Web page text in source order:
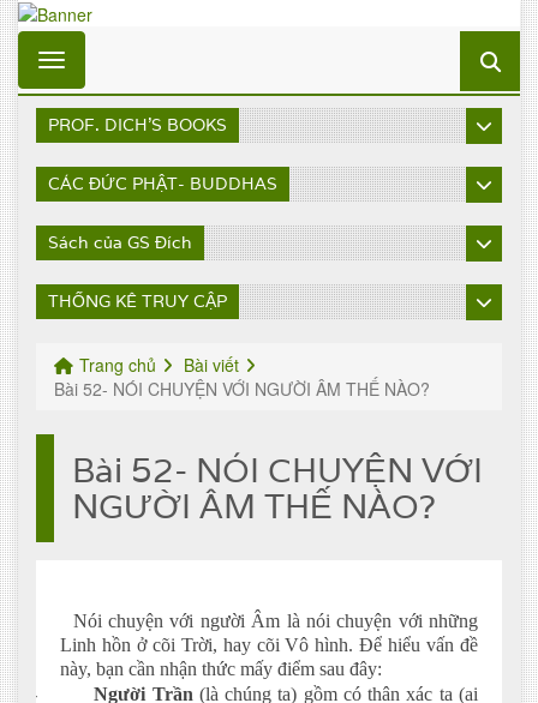
Toggle navigation
PROF. DICH'S BOOKS
CÁC ĐỨC PHẬT- BUDDHAS
Sách của GS Đích
THỐNG KÊ TRUY CẬP
Trang chủ
Bài viết
Bài 52- NÓI CHUYỆN VỚI NGƯỜI ÂM THẾ NÀO?
Bài 52- NÓI CHUYỆN VỚI
NGƯỜI ÂM THẾ NÀO?
Nói chuyện với người Âm là nói chuyện với những
Linh hồn ở cõi Trời, hay cõi Vô hình. Để hiểu vấn đề
này, bạn cần nhận thức mấy điểm sau đây:
-
Người Trần (là chúng ta) gồm có thân xác ta (ai